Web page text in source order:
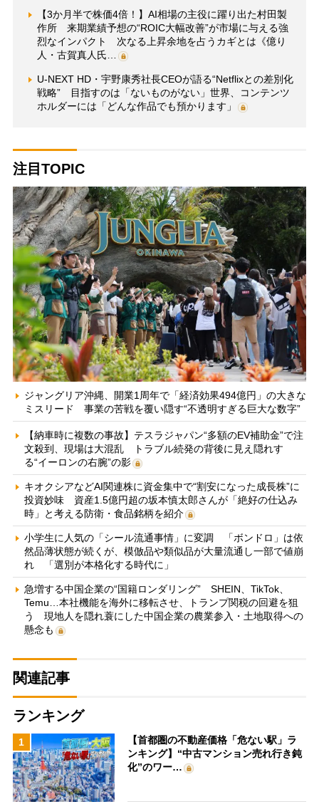
【3か月半で株価4倍！】AI相場の主役に躍り出た村田製
作所 来期業績予想の“ROIC大幅改善”が市場に与える強
烈なインパクト 次なる上昇余地を占うカギとは《億り
人・古賀真人氏…
U-NEXT HD・宇野康秀社長CEOが語る“Netflixとの差別化
戦略” 目指すのは「ないものがない」世界、コンテンツ
ホルダーには「どんな作品でも預かります」
注目TOPIC
ジャングリア沖縄、開業1周年で「経済効果494億円」の大きな
ミスリード 事業の苦戦を覆い隠す“不透明すぎる巨大な数字”
【納車時に複数の事故】テスラジャパン“多額のEV補助金”で注
文殺到、現場は大混乱 トラブル続発の背後に見え隠れす
る“イーロンの右腕”の影
キオクシアなどAI関連株に資金集中で“割安になった成長株”に
投資妙味 資産1.5億円超の坂本慎太郎さんが「絶好の仕込み
時」と考える防衛・食品銘柄を紹介
小学生に人気の「シール流通事情」に変調 「ボンドロ」は依
然品薄状態が続くが、模倣品や類似品が大量流通し一部で値崩
れ 「選別が本格化する時代に」
急増する中国企業の“国籍ロンダリング” SHEIN、TikTok、
Temu…本社機能を海外に移転させ、トランプ関税の回避を狙
う 現地人を隠れ蓑にした中国企業の農業参入・土地取得への
懸念も
関連記事
ランキング
1
【首都圏の不動産価格「危ない駅」ラ
ンキング】“中古マンション売れ行き鈍
化”のワー…